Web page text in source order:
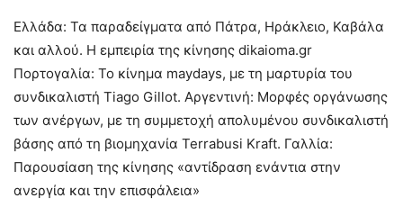
Ελλάδα: Τα παραδείγματα από Πάτρα, Ηράκλειο, Καβάλα
και αλλού. Η εμπειρία της κίνησης dikaioma.gr
Πορτογαλία: Το κίνημα maydays, με τη μαρτυρία του
συνδικαλιστή Tiago Gillot. Αργεντινή: Μορφές οργάνωσης
των ανέργων, με τη συμμετοχή απολυμένου συνδικαλιστή
βάσης από τη βιομηχανία Terrabusi Kraft. Γαλλία:
Παρουσίαση της κίνησης «αντίδραση ενάντια στην
ανεργία και την επισφάλεια»